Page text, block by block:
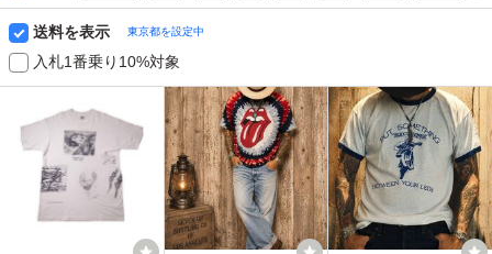
送料を表示 東京都を設定中
入札1番乗り10%対象